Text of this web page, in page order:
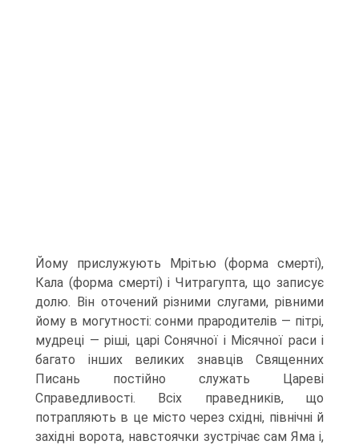
Йому прислужують Мрітью (форма смерті),
Кала (форма смерті) і Читрагупта, що записує
долю. Він оточений різними слугами, рівними
йому в могутності: сонми прародителів — пітрі,
мудреці — ріші, царі Сонячної і Місячної раси і
багато інших великих знавців Священних
Писань постійно служать Цареві
Справедливості. Всіх праведників, що
потрапляють в це місто через східні, північні й
західні во­рота, навстоячки зустрічає сам Яма і,